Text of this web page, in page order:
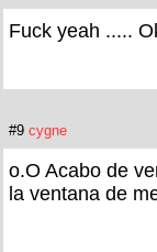
Fuck yeah .....
#9 cygne
o.O Acabo de
la ventana de